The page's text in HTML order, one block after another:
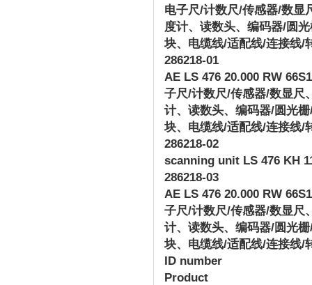
电子尺/计数尺/传感器/数显
度计、读数头、编码器/圆
块、电缆线/适配线/连接线/
286218-01
AE LS 476 20.000 RW
子尺/计数尺/传感器/数显尺
计、读数头、编码器/圆光栅
块、电缆线/适配线/连接线/
286218-02
scanning unit LS 476 KH
286218-03
AE LS 476 20.000 RW
子尺/计数尺/传感器/数显尺
计、读数头、编码器/圆光栅
块、电缆线/适配线/连接线/
ID number
Product